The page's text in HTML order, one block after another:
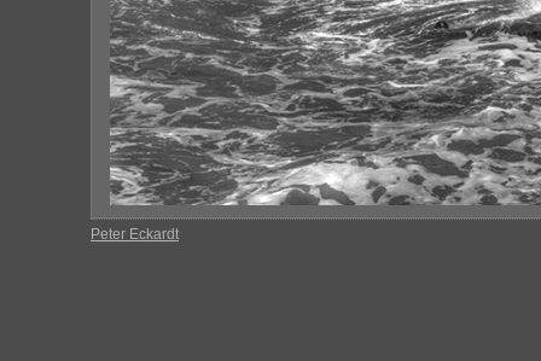
Peter Eckardt